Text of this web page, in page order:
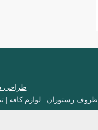
طراحی
ظروف رستوران | لوازم کافه